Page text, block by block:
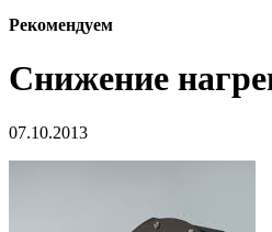
Рекомендуем
Снижение
07.10.2013